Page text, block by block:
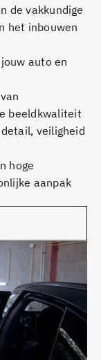
de vakkundige
het inbouwen
auto en
beeldkwaliteit
veiligheid
hoge
aanpak